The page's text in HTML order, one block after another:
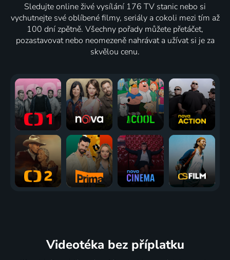
Sledujte online živé vysílání 176 TV stanic nebo si
vychutnejte své oblíbené filmy, seriály a cokoli mezi tím až
100 dní zpětně. Všechny pořady můžete přetáčet,
pozastavovat nebo neomezeně nahrávat a užívat si je za
skvělou cenu.
Videotéka bez příplatku